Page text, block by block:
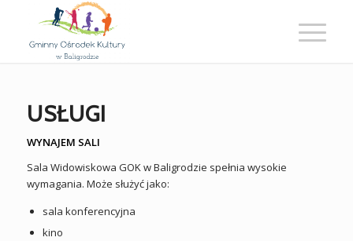
USŁUGI
WYNAJEM SALI
Sala Widowiskowa GOK w Baligrodzie spełnia wysokie
wymagania. Może służyć jako:
sala konferencyjna
kino